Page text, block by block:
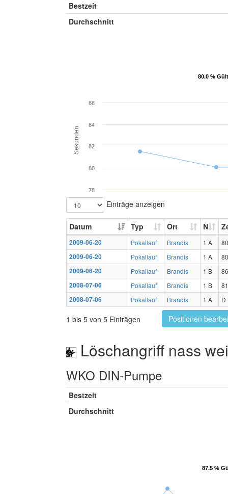
Bestzeit
Durchschnitt
80.0 %
80.0 %
Sekunden
78
80
82
84
86
Einträge anzeigen
Datum Typ Ort N
2009-06-20 Pokallauf Brandis 1 A
2009-06-20
Pokallauf Brandis 1 A
2009-06-20
Pokallauf Brandis 1 B
2008-07-06
Pokallauf Brandis 1 B
2008-07-06
Pokallauf Brandis 1 A D
1 bis 5 von 5 Einträgen Positionen
Löschangriff nass
WKO DIN-Pumpe
Bestzeit
Durchschnitt
87.5 %
87.5 %